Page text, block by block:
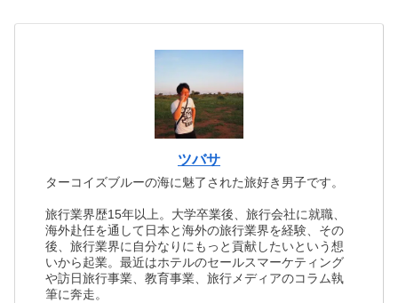
ツバサ
ターコイズブルーの海に魅了された旅好き男子です。
旅行業界歴15年以上。大学卒業後、旅行会社に就職、
海外赴任を通して日本と海外の旅行業界を経験、その
後、旅行業界に自分なりにもっと貢献したいという想
いから起業。最近はホテルのセールスマーケティング
や訪日旅行事業、教育事業、旅行メディアのコラム執
筆に奔走。